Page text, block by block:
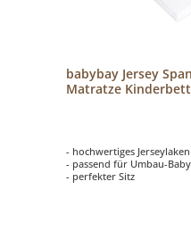
babybay Jersey
Matratze
- hochwertiges Jerseylaken
- passend für Umbau-
- perfekter Sitz